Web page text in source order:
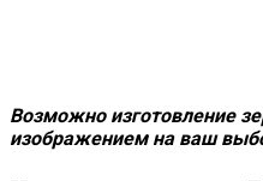
Возможно изготовление
изображением на ваш